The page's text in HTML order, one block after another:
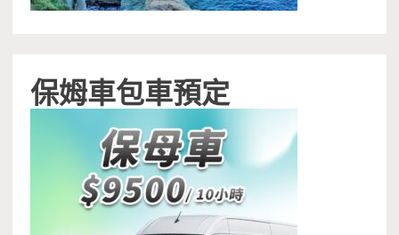
保姆車包車預定